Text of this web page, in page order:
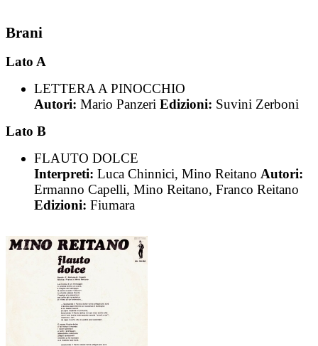
Brani
Lato A
LETTERA A PINOCCHIO
Autori: Mario Panzeri Edizioni: Suvini Zerboni
Lato B
FLAUTO DOLCE
Interpreti: Luca Chinnici, Mino Reitano Autori:
Ermanno Capelli, Mino Reitano, Franco Reitano
Edizioni: Fiumara